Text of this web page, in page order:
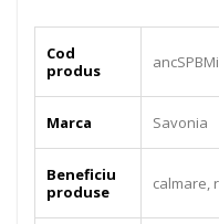
Cod
produs
Marca Savonia
Beneficiu
produse
calmare,